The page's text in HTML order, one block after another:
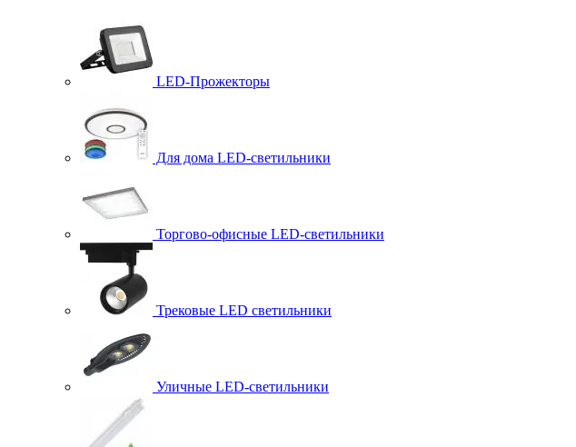
LED-Прожекторы
Для дома LED-светильники
Торгово-офисные LED-светильники
Трековые LED светильники
Уличные LED-светильники